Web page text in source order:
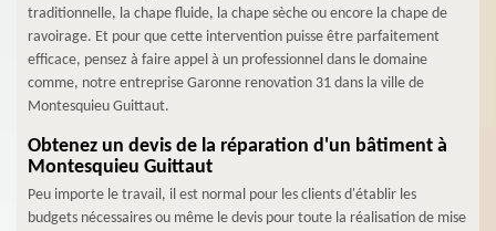
traditionnelle, la chape fluide, la chape sèche ou encore la chape de
ravoirage. Et pour que cette intervention puisse être parfaitement
efficace, pensez à faire appel à un professionnel dans le domaine
comme, notre entreprise Garonne renovation 31 dans la ville de
Montesquieu Guittaut.
Obtenez un devis de la réparation d'un bâtiment à
Montesquieu Guittaut
Peu importe le travail, il est normal pour les clients d'établir les
budgets nécessaires ou même le devis pour toute la réalisation de mise